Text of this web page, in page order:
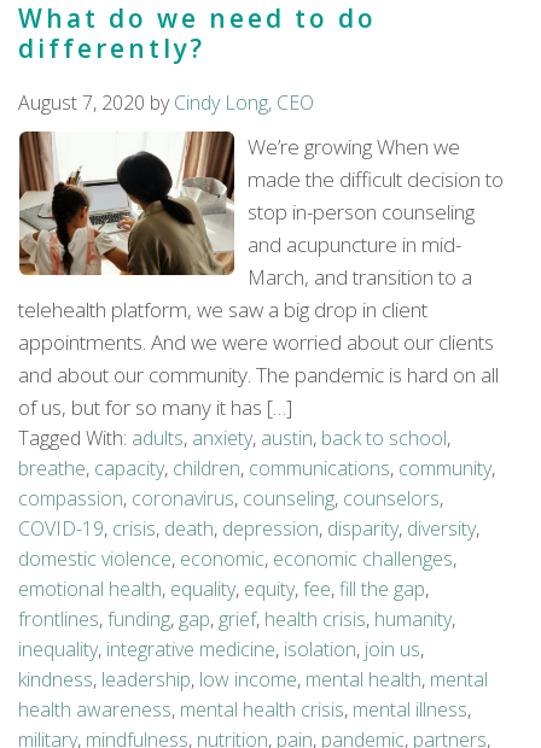
What do we need to do
differently?
August 7, 2020 byCindy Long, CEO
We’re growing When we
made the difficult decision to
stop in-person counseling
and acupuncture in mid-
March, and transition to a
telehealth platform, we saw a big drop in client
appointments. And we were worried about our clients
and about our community. The pandemic is hard on all
of us, but for so many it has […]
Tagged With: adults, anxiety, austin, back to school,
breathe, capacity, children, communications, community,
compassion, coronavirus, counseling, counselors,
COVID-19, crisis, death, depression, disparity, diversity,
domestic violence, economic, economic challenges,
emotional health, equality, equity,fee,fill the gap,
frontlines,funding, gap, grief, health crisis, humanity,
inequality, integrative medicine, isolation, join us,
kindness, leadership, low income, mental health, mental
health awareness, mental health crisis, mental illness,
military, mindfulness, nutrition, pain, pandemic, partners,